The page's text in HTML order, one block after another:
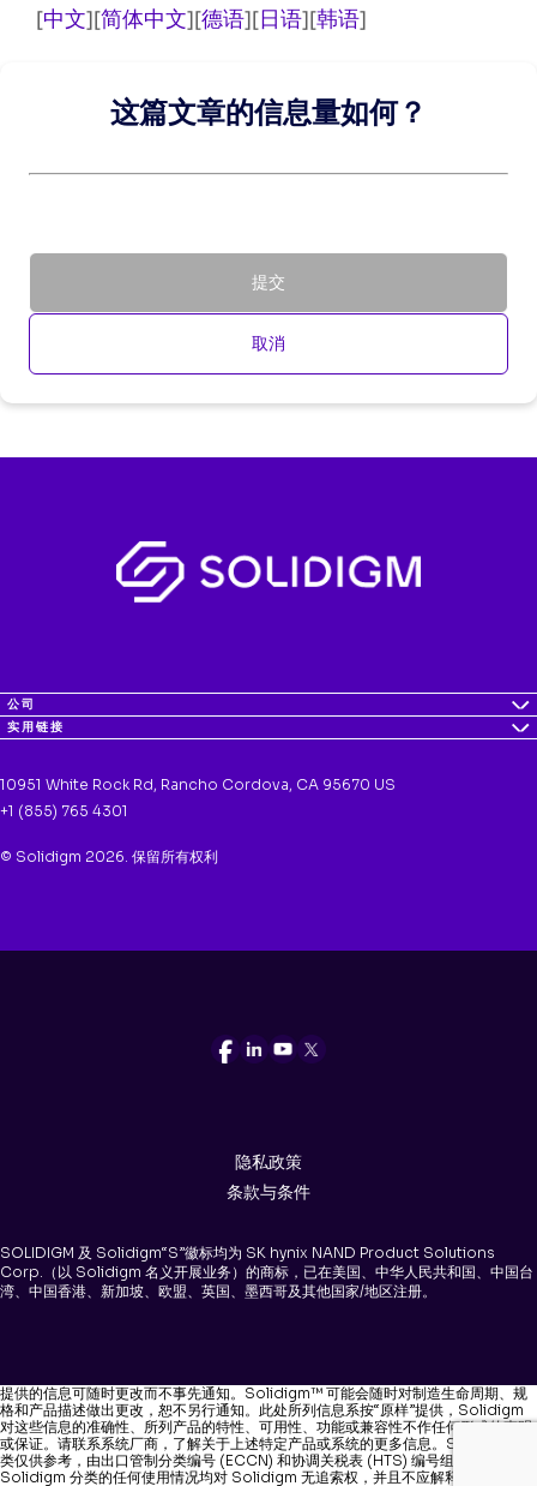
[中文][简体中文][德语][日语][韩语]
这篇文章的信息量如何？
提交
取消
公司
实用链接
10951 White Rock Rd, Rancho Cordova, CA 95670 US
+1 (855) 765 4301
© Solidigm 2026. 保留所有权利
隐私政策
条款与条件
SOLIDIGM 及 Solidigm“S”徽标均为 SK hynix NAND Product Solutions
Corp.（以 Solidigm 名义开展业务）的商标，已在美国、中华人民共和国、中国台
湾、中国香港、新加坡、欧盟、英国、墨西哥及其他国家/地区注册。
提供的信息可随时更改而不事先通知。Solidigm™ 可能会随时对制造生命周期、规
格和产品描述做出更改，恕不另行通知。此处所列信息系按“原样”提供，Solidigm
对这些信息的准确性、所列产品的特性、可用性、功能或兼容性不作任何形式的声明
或保证。请联系系统厂商，了解关于上述特定产品或系统的更多信息。Solidigm 分
类仅供参考，由出口管制分类编号 (ECCN) 和协调关税表 (HTS) 编号组成。
Solidigm 分类的任何使用情况均对 Solidigm 无追索权，并且不应解释为对 ECCN